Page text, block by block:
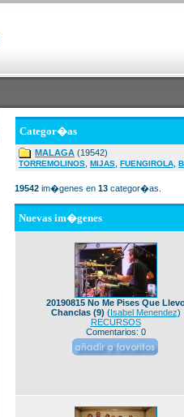
Categor�as
MALAGA (19542)
TORREMOLINOS MIJAS FUENGIROLA
19542 im�genes en 13 categor�as.
Nuevas im�genes
20190815 No Me Pises Que
Chanclas (9) (Isabel Menendez)
RECURSOS
Comentarios: 0